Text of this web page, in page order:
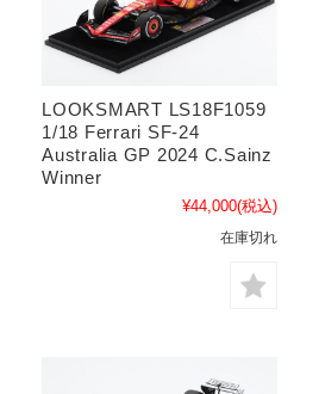
LOOKSMART LS18F1059
1/18 Ferrari SF-24
Australia GP 2024 C.Sainz
Winner
¥44,000(税込)
在庫切れ